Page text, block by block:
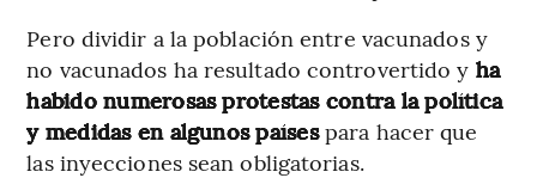
Pero dividir a la población entre vacunados y
no vacunados ha resultado controvertido y ha
habido numerosas protestas contra la política
y medidas en algunos paísespara hacer que
las inyecciones sean obligatorias.